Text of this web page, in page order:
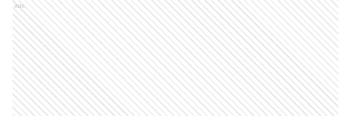
Ads